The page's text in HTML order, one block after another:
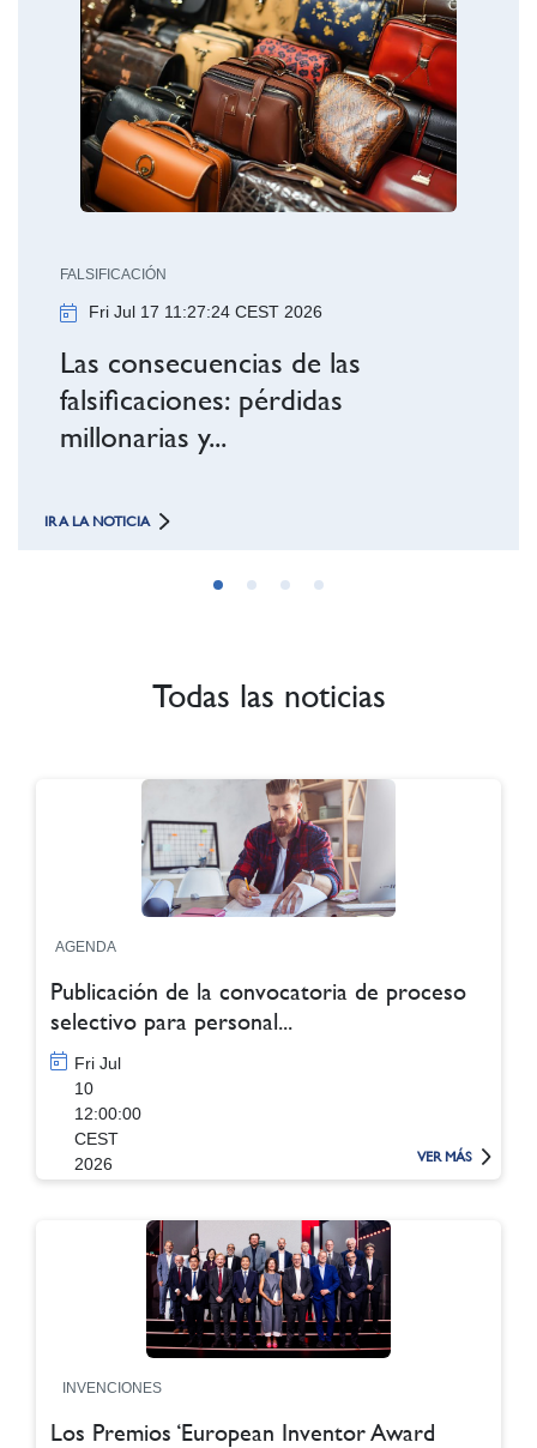
Fri Jul 17 11:27:24 CEST 2026
consecuencias de las
pérdidas
y...
NOTICIA
Todas las noticias
AGENDA
Publicación de la convocatoria de proceso
selectivo para personal...
Fri Jul
10
12:00:00
CEST
2026
VER MÁS
INVENCIONES
Los Premios ‘European Inventor Award